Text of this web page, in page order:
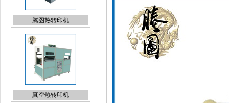
真空热转印机
上海热转印